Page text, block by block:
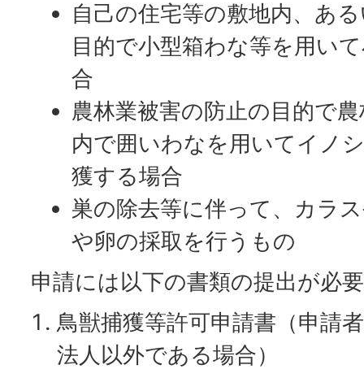
自己の住宅等の敷地内、あ
目的で小型箱わな等を用い
合
農林業被害の防止の目的で
内で囲いわなを用いてイノ
獲する場合
巣の除去等に伴って、カラ
や卵の採取を行うもの
申請には以下の書類の提出が必
鳥獣捕獲等許可申請書（申請
法人以外である場合）